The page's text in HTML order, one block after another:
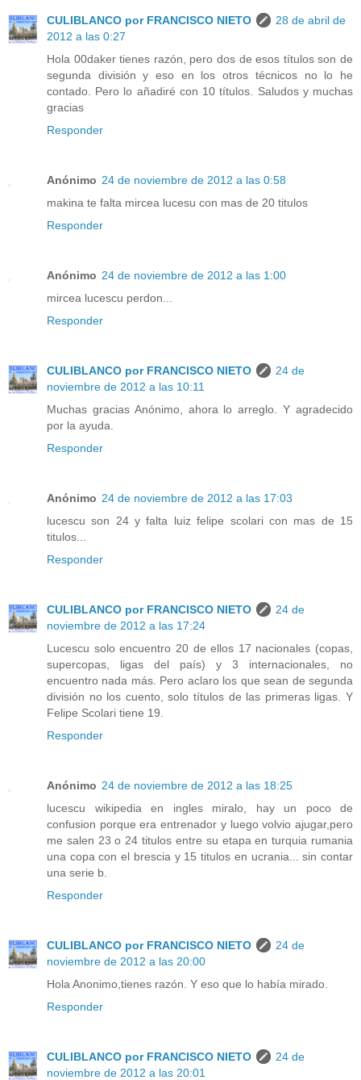
CULIBLANCO por FRANCISCO NIETO
28 de abril de
2012 a las 0:27
Hola 00daker tienes razón, pero dos de esos títulos son de
segunda división y eso en los otros técnicos no lo he
contado. Pero lo añadiré con 10 títulos. Saludos y muchas
gracias
Responder
Anónimo 24 de noviembre de 2012 a las 0:58
makina te falta mircea lucesu con mas de 20 titulos
Responder
Anónimo 24 de noviembre de 2012 a las 1:00
mircea lucescu perdon...
Responder
CULIBLANCO por FRANCISCO NIETO
24 de
noviembre de 2012 a las 10:11
Muchas gracias Anónimo, ahora lo arreglo. Y agradecido
por la ayuda.
Responder
Anónimo 24 de noviembre de 2012 a las 17:03
lucescu son 24 y falta luiz felipe scolari con mas de 15
titulos...
Responder
CULIBLANCO por FRANCISCO NIETO
24 de
noviembre de 2012 a las 17:24
Lucescu solo encuentro 20 de ellos 17 nacionales (copas,
supercopas, ligas del país) y 3 internacionales, no
encuentro nada más. Pero aclaro los que sean de segunda
división no los cuento, solo títulos de las primeras ligas. Y
Felipe Scolari tiene 19.
Responder
Anónimo 24 de noviembre de 2012 a las 18:25
lucescu wikipedia en ingles miralo, hay un poco de
confusion porque era entrenador y luego volvio ajugar,pero
me salen 23 o 24 titulos entre su etapa en turquia rumania
una copa con el brescia y 15 titulos en ucrania... sin contar
una serie b.
Responder
CULIBLANCO por FRANCISCO NIETO
24 de
noviembre de 2012 a las 20:00
Hola Anonimo,tienes razón. Y eso que lo había mirado.
Responder
CULIBLANCO por FRANCISCO NIETO
24 de
noviembre de 2012 a las 20:01